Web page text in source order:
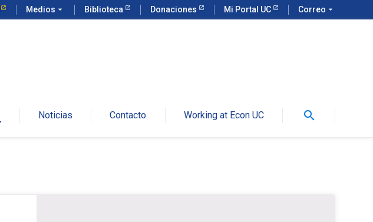
Medios arrow_drop_down Biblioteca Donaciones Mi Portal UC Correo arrow_drop_down
Noticias Contacto Working at Econ UC search